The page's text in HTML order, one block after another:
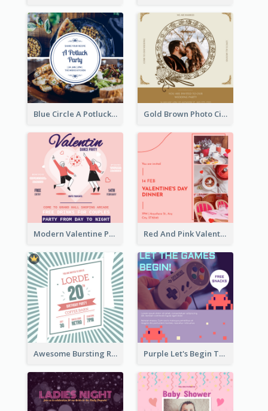
Blue Circle A Potluck Party Invitation Gold Brown Photo Circle Wedding Invitation
Modern Valentine Party Pink Invitation Design Templates Red And Pink Valentines Day Dinner Invitation
Awesome Bursting Retro Birthday Part Invitation Design Ideas Purple Let's Begin The Games Entry Invitation